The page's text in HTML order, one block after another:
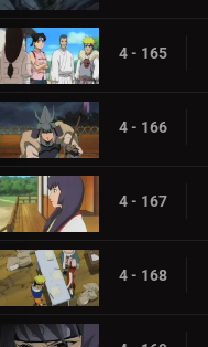
4 - 165
4 - 166
4 - 167
4 - 168